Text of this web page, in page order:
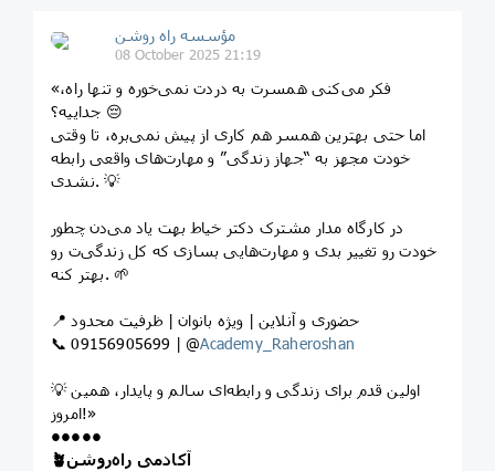
مؤسسه راه روشن
08 October 2025 21:19
«فکر می‌کنی همسرت به دردت نمی‌خوره و تنها راه،
جداییه؟ 😔
اما حتی بهترین همسر هم کاری از پیش نمی‌بره، تا وقتی
خودت مجهز به “جهاز زندگی” و مهارت‌های واقعی رابطه
نشدی. 💡
در کارگاه مدار مشترک دکتر خیاط بهت یاد می‌دن چطور
خودت رو تغییر بدی و مهارت‌هایی بسازی که کل زندگی‌ت رو
بهتر کنه. 🌱
📍 حضوری و آنلاین | ویژه بانوان | ظرفیت محدود
📞 09156905699 | @Academy_Raheroshan
💡 اولین قدم برای زندگی و رابطه‌ای سالم و پایدار، همین
امروز!»
•••••
🪴آکادمی راه‌روشن